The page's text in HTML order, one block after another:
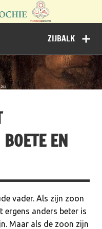
Meierijstad
ZIJBALK
EN
vader. Als zijn zoon
anders beter is
Maar als de zoon zijn